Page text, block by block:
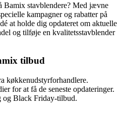
Bamix stavblendere? Med jævne
kampagner og rabatter på
at holde dig opdateret om aktuelle
og tilføje en kvalitetsstavblender
tilbud
køkkenudstyrforhandlere.
for at få de seneste opdateringer.
og Black Friday-tilbud.